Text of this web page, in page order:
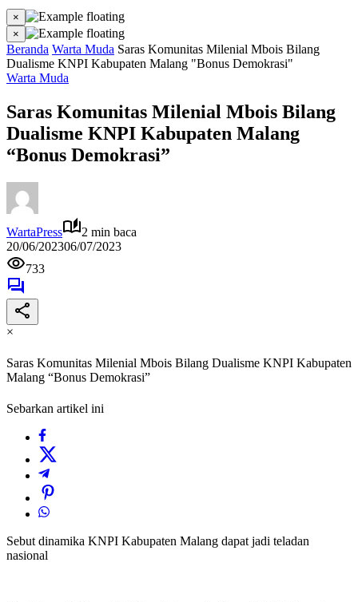
×
×
Beranda Warta Muda Saras Komunitas Milenial Mbois Bilang
Dualisme KNPI Kabupaten Malang "Bonus Demokrasi"
Warta Muda
Saras Komunitas Milenial Mbois Bilang
Dualisme KNPI Kabupaten Malang
“Bonus Demokrasi”
WartaPress
2 min baca
20/06/202306/07/2023
733
×
Saras Komunitas Milenial Mbois Bilang Dualisme KNPI Kabupaten
Malang “Bonus Demokrasi”
Sebarkan artikel ini
Sebut dinamika KNPI Kabupaten Malang dapat jadi teladan
nasional